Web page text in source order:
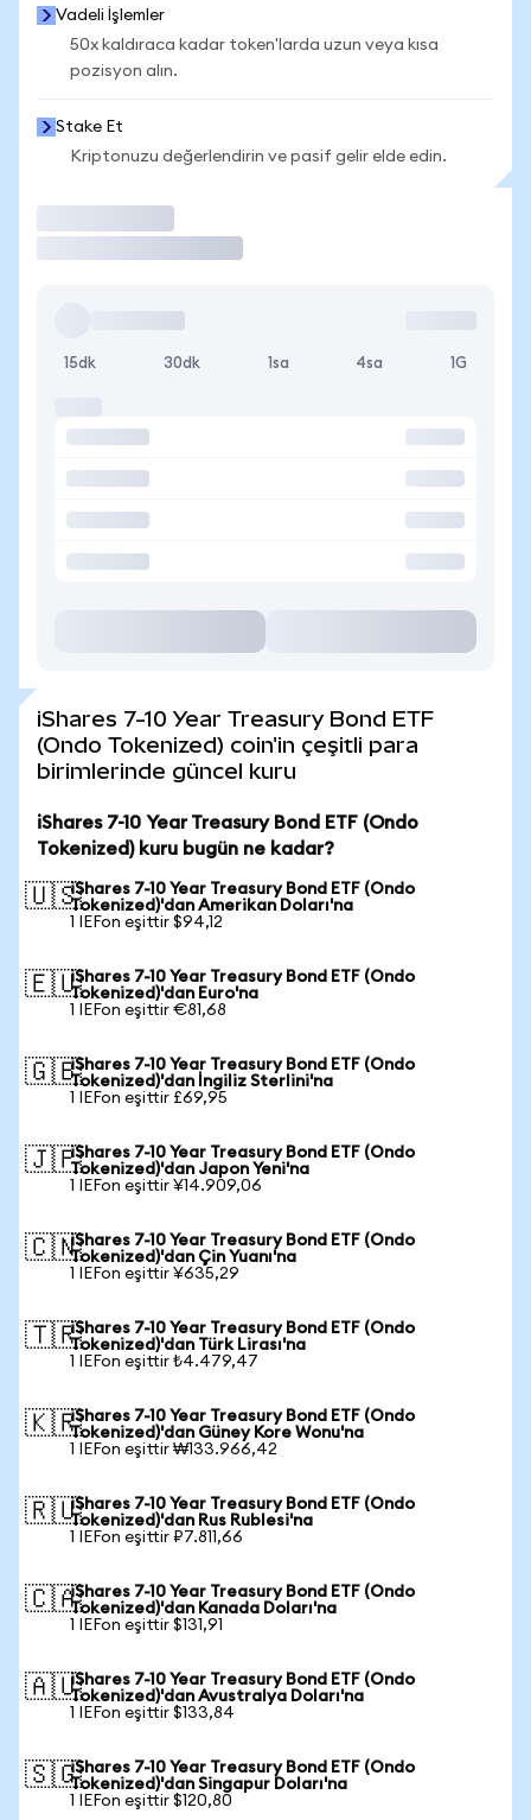
Vadeli İşlemler
50x kaldıraca kadar token'larda uzun veya kısa
pozisyon alın.
Stake Et
Kriptonuzu değerlendirin ve pasif gelir elde edin.
15dk 30dk 1sa 4sa 1G
iShares 7-10 Year Treasury Bond ETF
(Ondo Tokenized) coin'in çeşitli para
birimlerinde güncel kuru
iShares 7-10 Year Treasury Bond ETF (Ondo
Tokenized) kuru bugün ne kadar?
🇺🇸iShares 7-10 Year Treasury Bond ETF (Ondo
Tokenized)'dan Amerikan Doları'na
1 IEFon eşittir $94,12
🇪🇺iShares 7-10 Year Treasury Bond ETF (Ondo
Tokenized)'dan Euro'na
1 IEFon eşittir €81,68
🇬🇧iShares 7-10 Year Treasury Bond ETF (Ondo
Tokenized)'dan İngiliz Sterlini'na
1 IEFon eşittir £69,95
🇯🇵iShares 7-10 Year Treasury Bond ETF (Ondo
Tokenized)'dan Japon Yeni'na
1 IEFon eşittir ¥14.909,06
🇨🇳iShares 7-10 Year Treasury Bond ETF (Ondo
Tokenized)'dan Çin Yuanı'na
1 IEFon eşittir ¥635,29
🇹🇷iShares 7-10 Year Treasury Bond ETF (Ondo
Tokenized)'dan Türk Lirası'na
1 IEFon eşittir ₺4.479,47
🇰🇷iShares 7-10 Year Treasury Bond ETF (Ondo
Tokenized)'dan Güney Kore Wonu'na
1 IEFon eşittir ₩133.966,42
🇷🇺iShares 7-10 Year Treasury Bond ETF (Ondo
Tokenized)'dan Rus Rublesi'na
1 IEFon eşittir ₽7.811,66
🇨🇦iShares 7-10 Year Treasury Bond ETF (Ondo
Tokenized)'dan Kanada Doları'na
1 IEFon eşittir $131,91
🇦🇺iShares 7-10 Year Treasury Bond ETF (Ondo
Tokenized)'dan Avustralya Doları'na
1 IEFon eşittir $133,84
🇸🇬iShares 7-10 Year Treasury Bond ETF (Ondo
Tokenized)'dan Singapur Doları'na
1 IEFon eşittir $120,80